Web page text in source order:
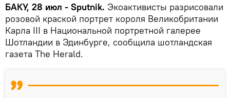
БАКУ, 28 июл - Sputnik. Экоактивисты разрисовали
розовой краской портрет короля Великобритании
Карла III в Национальной портретной галерее
Шотландии в Эдинбурге, сообщила шотландская
газета The Herald.